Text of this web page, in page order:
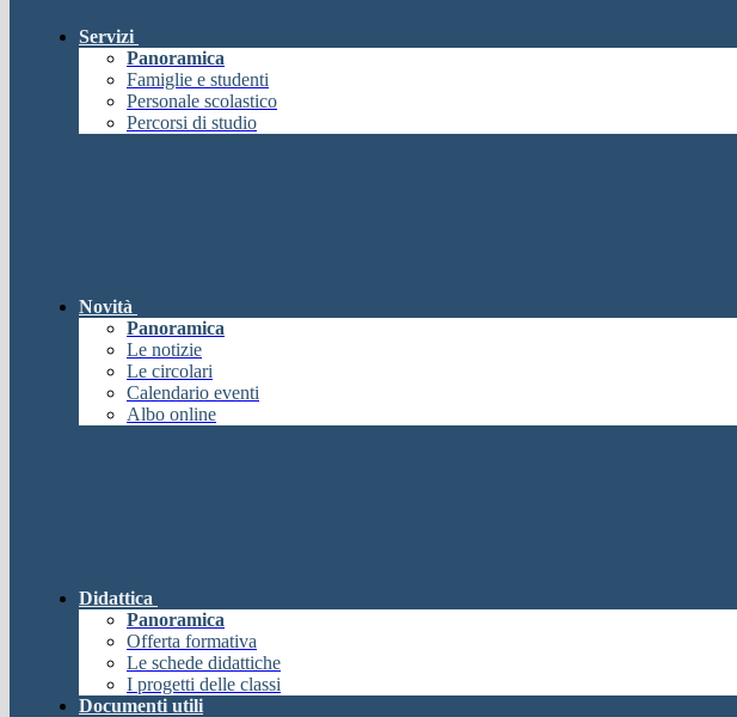
Servizi
Panoramica
Famiglie e studenti
Personale scolastico
Percorsi di studio
Novità
Panoramica
Le notizie
Le circolari
Calendario eventi
Albo online
Didattica
Panoramica
Offerta formativa
Le schede didattiche
I progetti delle classi
Documenti utili